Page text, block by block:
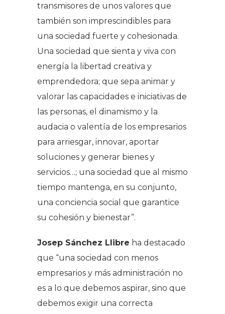
transmisores de unos valores que
también son imprescindibles para
una sociedad fuerte y cohesionada.
Una sociedad que sienta y viva con
energía la libertad creativa y
emprendedora; que sepa animar y
valorar las capacidades e iniciativas de
las personas, el dinamismo y la
audacia o valentía de los empresarios
para arriesgar, innovar, aportar
soluciones y generar bienes y
servicios…; una sociedad que al mismo
tiempo mantenga, en su conjunto,
una conciencia social que garantice
su cohesión y bienestar”.
Josep Sánchez Llibre ha destacado
que “una sociedad con menos
empresarios y más administración no
es a lo que debemos aspirar, sino que
debemos exigir una correcta